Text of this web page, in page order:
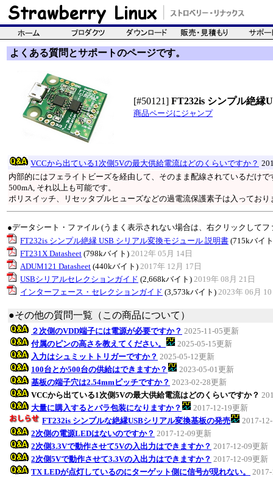
よくある質問とサポートのページです。
[#50121] FT232is シンプル絶縁
商品ページにジャンプ
VCCから出ている1次側5Vの最大供給電流はどのくらいですか？
内部的にはフェライトビーズを経由して、そのまま配線されているだけ
500mA, それ以上も可能です。
ポリスイッチ、リセッタブルヒューズなどの過電流保護素子は入っており
●データシート・ファイル (うまく表示されない場合は、右クリックして
FT232is シンプル絶縁 USB シリアル変換モジュール 説明書 (715kバイ
FT231X Datasheet (798kバイト) 2012年 05月 14日
ADUM121 Datasheet (440kバイト) 2017年 12月 17日
USBシリアルセレクションガイド (2,668kバイト) 2019年 08月 21日
インターフェース・セレクションガイド (3,573kバイト) 2023年 06月
●その他の質問一覧（この商品について）
２次側のVDD端子には電源が必要ですか？ 2025-11-05更新
付属のピンの高さを教えてください。
2025-05-15更新
入力はシュミットトリガーですか？ 2025-05-12更新
100台とか500台の供給はできますか？
2023-05-01更新
基板の端子穴は2.54mmピッチですか？ 2023-02-28更新
VCCから出ている1次側5Vの最大供給電流はどのくらいですか？
大量に購入するとバラ包装になりますか？
2017-12-19更新
FT232is シンプルな絶縁USBシリアル変換基板の発売
2017-
2次側の電源LEDはないのですか？ 2017-12-09更新
2次側3.3Vで動作させて5Vの入出力はできますか？ 2017-12-09更新
2次側5Vで動作させて3.3Vの入出力はできますか？ 2017-12-09更新
TX LEDが点灯しているのにターゲット側に信号が現れない。